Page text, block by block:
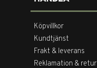
Köpvillkor
Kundtjänst
Frakt & leverans
Reklamation & retur